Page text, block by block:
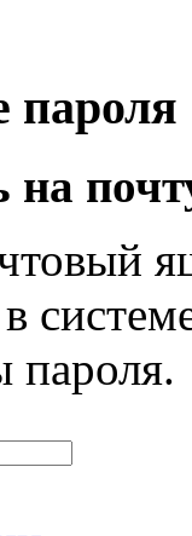
пароля
на
пароля.